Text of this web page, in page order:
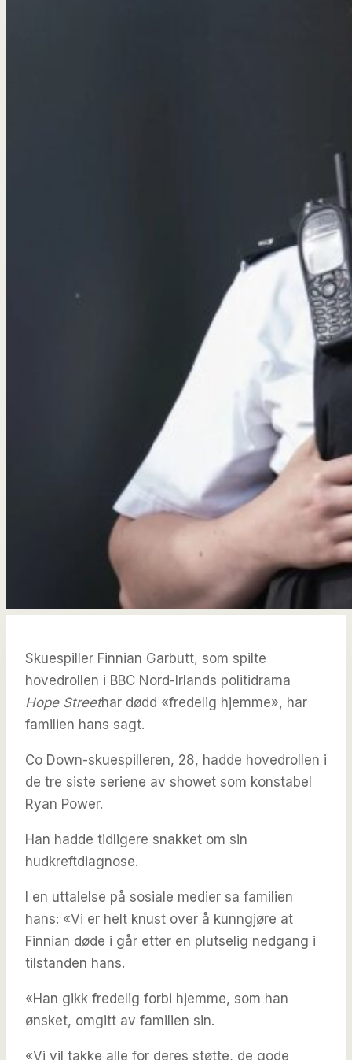
Skuespiller Finnian Garbutt, som spilte
hovedrollen i BBC Nord-Irlands politidrama
Hope Streethar dødd «fredelig hjemme», har
familien hans sagt.
Co Down-skuespilleren, 28, hadde hovedrollen i
de tre siste seriene av showet som konstabel
Ryan Power.
Han hadde tidligere snakket om sin
hudkreftdiagnose.
I en uttalelse på sosiale medier sa familien
hans: «Vi er helt knust over å kunngjøre at
Finnian døde i går etter en plutselig nedgang i
tilstanden hans.
«Han gikk fredelig forbi hjemme, som han
ønsket, omgitt av familien sin.
«Vi vil takke alle for deres støtte, de gode